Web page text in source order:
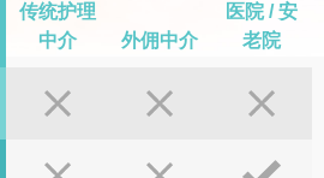
传统护理
中介
外佣中介
医院 / 安
老院